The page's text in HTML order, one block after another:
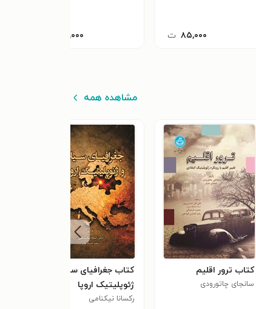
۸۵,۰۰۰ ت ۲۰,۰۰۰
مشاهده همه
کتاب ترور اقلیم
سانجای چاتورودی
کتاب جغرافیای سیاسی و
ژئوپلیتیک اروپا
رکسانا نیکنامی